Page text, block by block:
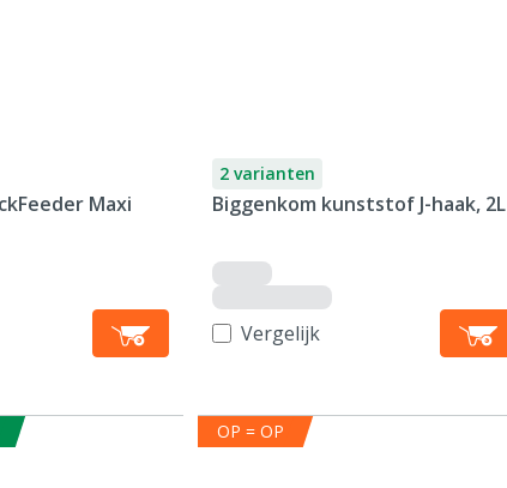
Maxi
2 varianten
Biggenkom kunststof J-haak, 2L
Vergelijk
OP = OP